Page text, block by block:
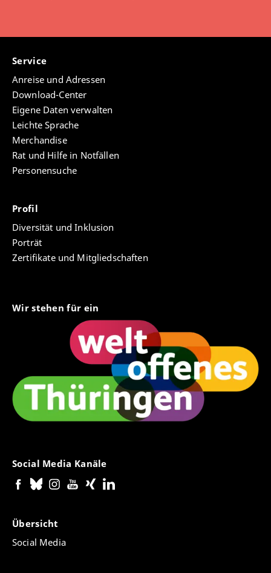
Service
Anreise und Adressen
Download-Center
Eigene Daten verwalten
Leichte Sprache
Merchandise
Rat und Hilfe in Notfällen
Personensuche
Profil
Diversität und Inklusion
Porträt
Zertifikate und Mitgliedschaften
Wir stehen für ein
Social Media Kanäle
Übersicht
Social Media